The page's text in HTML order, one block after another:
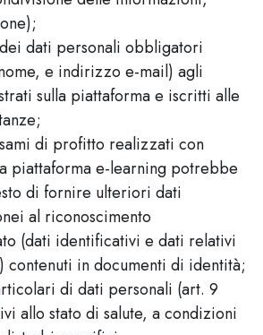
dati personali obbligatori
e indirizzo e-mail) agli
sulla piattaforma e iscritti alle
di profitto realizzati con
piattaforma e-learning potrebbe
di fornire ulteriori dati
al riconoscimento
(dati identificativi e dati relativi
contenuti in documenti di identità;
di dati personali (art. 9
allo stato di salute, a condizioni